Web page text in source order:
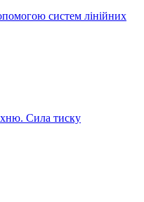
систем лінійних
Сила тиску